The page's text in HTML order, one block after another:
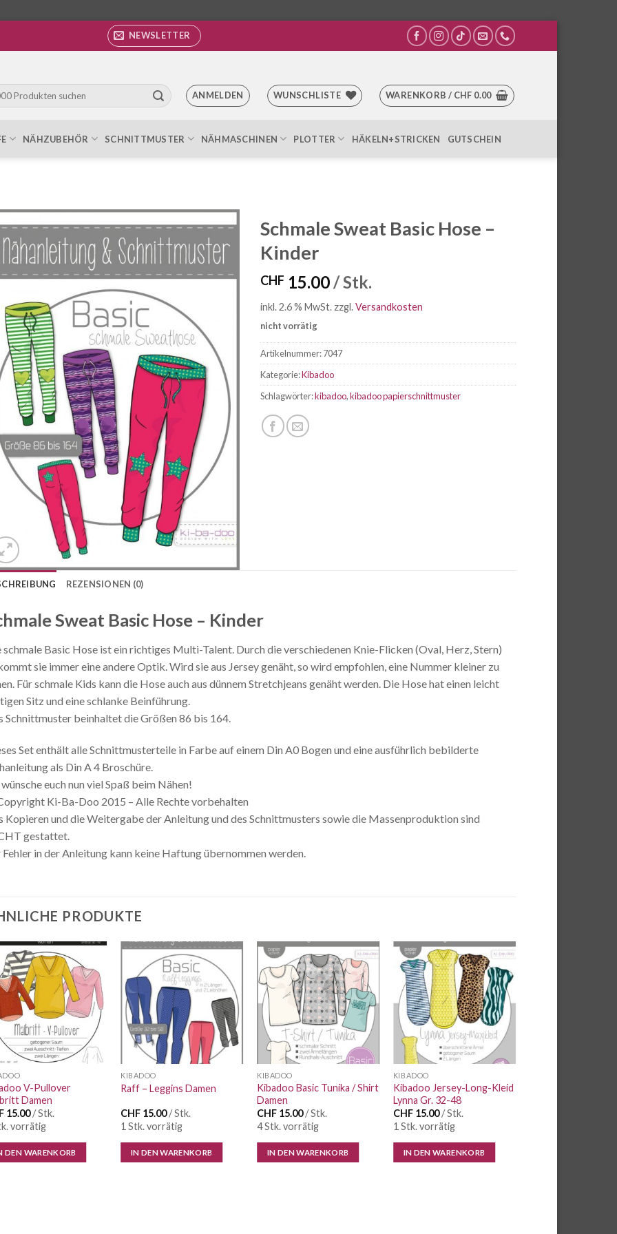
NEWSLETTER
ANMELDEN WUNSCHLISTE WARENKORB / CHF 0.00
NÄHZUBEHÖR SCHNITTMUSTER NÄHMASCHINEN PLOTTER HÄKELN+STRICKEN GUTSCHEIN
Auf die
Schmale Sweat Basic Hose –
Kinder
CHF 15.00 / Stk.
inkl. 2.6 % MwSt. zzgl.Versandkosten
nicht vorrätig
Artikelnummer:7047
Kategorie:Kibadoo
Schlagwörter:kibadoo,kibadoo papierschnittmuster
REZENSIONEN (0)
Sweat Basic Hose – Kinder
schmale Basic Hose ist ein richtiges Multi-Talent. Durch die verschiedenen Knie-Flicken (Oval, Herz, Stern)
sie immer eine andere Optik. Wird sie aus Jersey genäht, so wird empfohlen, eine Nummer kleiner zu
Für schmale Kids kann die Hose auch aus dünnem Stretchjeans genäht werden. Die Hose hat einen leicht
Sitz und eine schlanke Beinführung.
Schnittmuster beinhaltet die Größen 86 bis 164.
Set enthält alle Schnittmusterteile in Farbe auf einem Din A0 Bogen und eine ausführlich bebilderte
als Din A 4 Broschüre.
euch nun viel Spaß beim Nähen!
Ki-Ba-Doo 2015 – Alle Rechte vorbehalten
Kopieren und die Weitergabe der Anleitung und des Schnittmusters sowie die Massenproduktion sind
gestattet.
Fehler in der Anleitung kann keine Haftung übernommen werden.
PRODUKTE
Auf die
Wunschliste
V-Pullover
Damen
15.00/ Stk.
vorrätig
DEN WARENKORB
Auf die
Wunschliste
KIBADOO
Raff – Leggins Damen
CHF 15.00/ Stk.
1 Stk. vorrätig
IN DEN WARENKORB
Auf die
Wunschliste
KIBADOO
Kibadoo Basic Tunika / Shirt
Damen
CHF 15.00/ Stk.
4 Stk. vorrätig
IN DEN WARENKORB
Auf die
Wunschliste
KIBADOO
Kibadoo Jersey-Long-Kleid
Lynna Gr. 32-48
CHF15.00/ Stk.
1 Stk. vorrätig
IN DEN WARENKORB